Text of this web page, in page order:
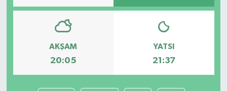
AKŞAM
20:05
YATSI
21:37